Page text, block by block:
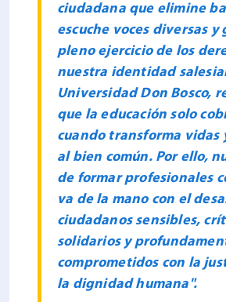
ciudadana que elimine
escuche voces diversas y
pleno ejercicio de los
nuestra identidad
Universidad Don Bosco,
que la educación solo
cuando transforma vidas
al bien común. Por ello,
de formar profesionales
va de la mano con el
ciudadanos sensibles,
solidarios y
comprometidos con la
la dignidad humana".